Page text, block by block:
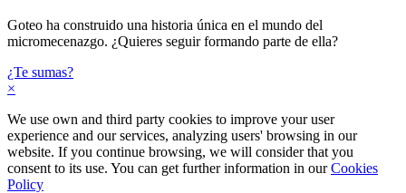
Goteo ha construido una historia única en el mundo del
micromecenazgo. ¿Quieres seguir formando parte de ella?
¿Te sumas?
×
We use own and third party cookies to improve your user
experience and our services, analyzing users' browsing in our
website. If you continue browsing, we will consider that you
consent to its use. You can get further information in ourCookies
Policy